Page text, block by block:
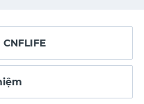
CNFLIFE